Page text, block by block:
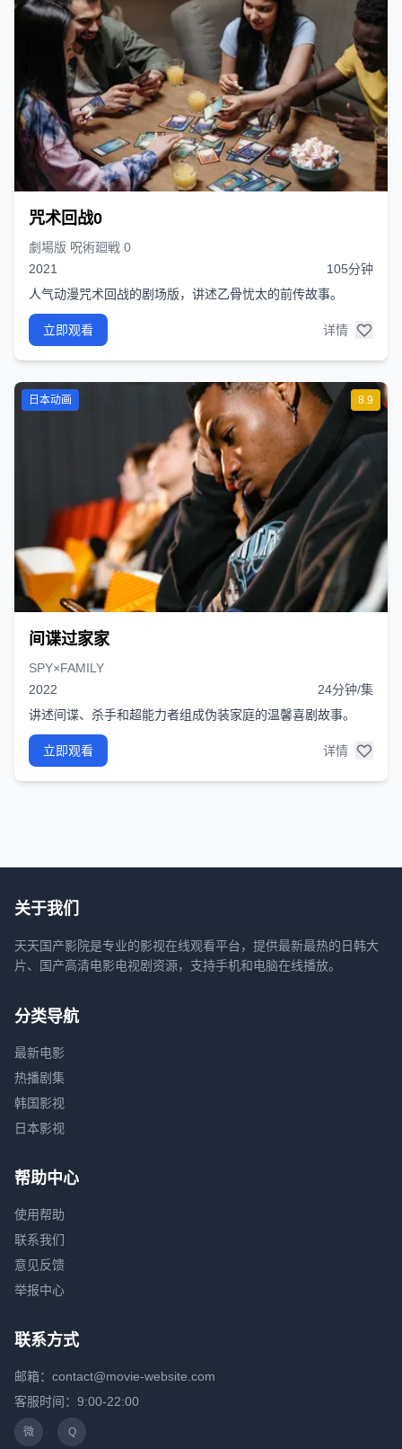
咒术回战0
劇場版 呪術廻戦 0
2021
105分钟
人气动漫咒术回战的剧场版，讲述乙骨忧太的前传故事。
立即观看 详情
8.9
日本动画
间谍过家家
SPY×FAMILY
2022
24分钟/集
讲述间谍、杀手和超能力者组成伪装家庭的温馨喜剧故事。
立即观看 详情
关于我们
天天国产影院是专业的影视在线观看平台，提供最新最热的日韩大
片、国产高清电影电视剧资源，支持手机和电脑在线播放。
分类导航
最新电影
热播剧集
韩国影视
日本影视
帮助中心
使用帮助
联系我们
意见反馈
举报中心
联系方式
邮箱：contact@movie-website.com
客服时间：9:00-22:00
微 Q